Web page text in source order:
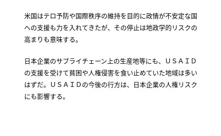
米国はテロ予防や国際秩序の維持を目的に政情が不安定な国
への支援も力を入れてきたが、その停止は地政学的リスクの
高まりも意味する。
日本企業のサプライチェーン上の生産地等にも、ＵＳＡＩＤ
の支援を受けて貧困や人権侵害を食い止めていた地域は多い
はずだ。ＵＳＡＩＤの今後の行方は、日本企業の人権リスク
にも影響する。